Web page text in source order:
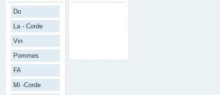
Do
La - Corde
Vin
Pommes
FA
Mi -Corde